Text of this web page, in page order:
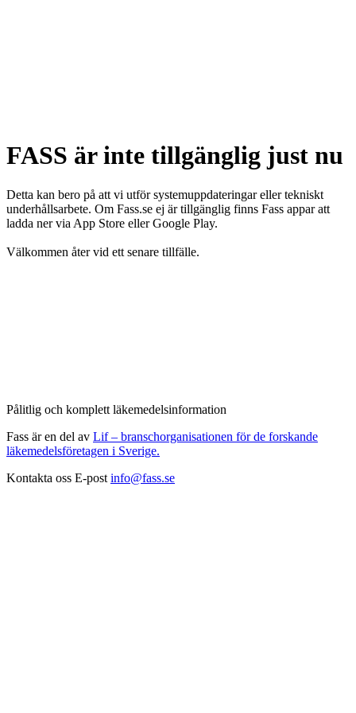
FASS är inte tillgänglig just nu
Detta kan bero på att vi utför systemuppdateringar eller tekniskt
underhållsarbete. Om Fass.se ej är tillgänglig finns Fass appar att
ladda ner via App Store eller Google Play.
Välkommen åter vid ett senare tillfälle.
Pålitlig och komplett läkemedelsinformation
Fass är en del av Lif – branschorganisationen för de forskande
läkemedelsföretagen i Sverige.
Kontakta oss E-post info@fass.se